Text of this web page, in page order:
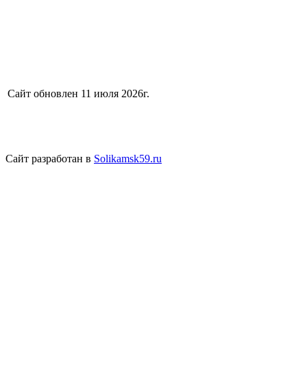
Сайт обновлен 11 июля 2026г.
Сайт разработан в Solikamsk59.ru